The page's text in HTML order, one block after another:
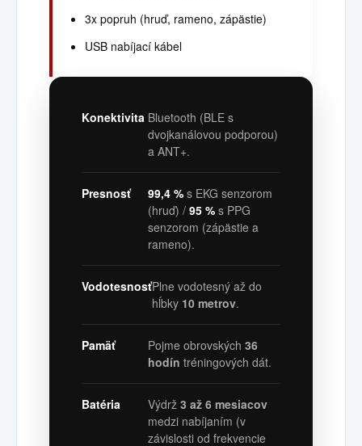
3x popruh (hruď, rameno, zápästie)
USB nabíjací kábel
Konektivita Bluetooth (BLE s
dvojkanálovou podporou)
a ANT+.
Presnosť 99,4 % s EKG senzorom
(hruď) / 95 % s PPG
senzorom (zápästie a
rameno).
VodotesnosťPlne vodotesný až do
hĺbky 10 metrov.
Pamäť Pojme obrovských 36
hodín tréningových dát.
Batéria Výdrž 3 až 6 mesiacov
medzi nabíjaním (v
závislosti od frekvencie